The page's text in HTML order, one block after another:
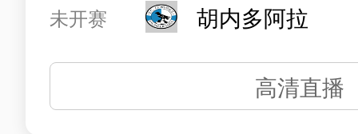
未开赛
胡内多阿拉
高清直播